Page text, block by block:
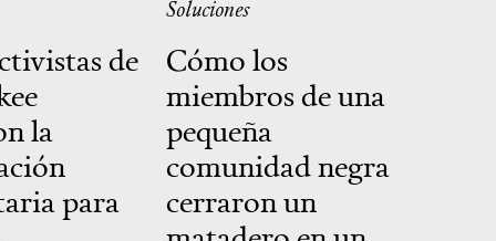
de
la
para
Soluciones
Cómo los
miembros de una
pequeña
comunidad negra
cerraron un